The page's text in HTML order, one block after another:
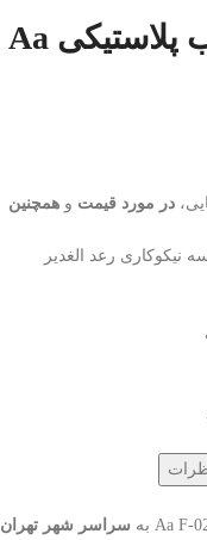
فلش مموری فلزی با قاب پلاستیکی Aa
در مورد قیمت و همچنین
نیکوکاری رعد الغدیر
سراسر شهر تهران